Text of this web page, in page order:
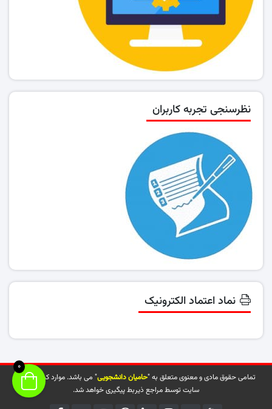
نظرسنجی تجربه کاربران
نماد اعتماد الکترونیک
تمامی حقوق مادی و معنوی متعلق به "حامیان دانشجویی" می باشد. موارد کپی شده از
سایت توسط مراجع ذیربط پیگیری خواهد شد.
0